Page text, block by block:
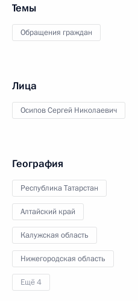
Темы
Обращения граждан
Лица
Осипов Сергей Николаевич
География
Республика Татарстан
Алтайский край
Калужская область
Нижегородская область
Ещё 4